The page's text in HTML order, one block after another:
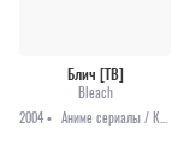
Блич [ТВ]
Bleach
2004 •
Аниме сериалы / Комедия / Приключения / Сёнэн / Фэнтези